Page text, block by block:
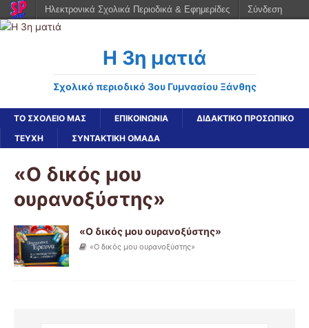
Η 3η ματιά
Σχολικό περιοδικό 3ου Γυμνασίου Ξάνθης
ΤΟ ΣΧΟΛΕΙΟ ΜΑΣ ΕΠΙΚΟΙΝΩΝΙΑ
ΔΙΔΑΚΤΙΚΟ ΠΡΟΣΩΠΙΚΟ
ΤΕΥΧΗ
ΣΥΝΤΑΚΤΙΚΗ ΟΜΑΔΑ
«Ο δικός μου
ουρανοξύστης»
«Ο δικός μου ουρανοξύστης»
«Ο δικός μου ουρανοξύστης»
Ηλεκτρονικά Σχολικά Περιοδικά & Εφημερίδες Σύνδεση